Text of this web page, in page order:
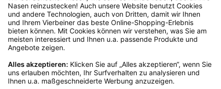
Blog. Schau dich in aller Ruhe um und lerne uns kennen.
Kundenservice
Mo – Fr 9 – 17 Uhr, Sa 9 – 13 Uhr